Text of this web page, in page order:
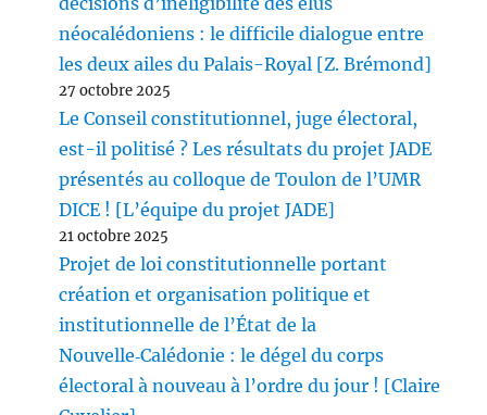
néocalédoniens : le difficile dialogue entre
les deux ailes du Palais-Royal [Z. Brémond]
27 octobre 2025
Le Conseil constitutionnel, juge électoral,
est-il politisé ? Les résultats du projet JADE
présentés au colloque de Toulon de l’UMR
DICE ! [L’équipe du projet JADE]
21 octobre 2025
Projet de loi constitutionnelle portant
création et organisation politique et
institutionnelle de l’État de la
Nouvelle‑Calédonie : le dégel du corps
électoral à nouveau à l’ordre du jour ! [Claire